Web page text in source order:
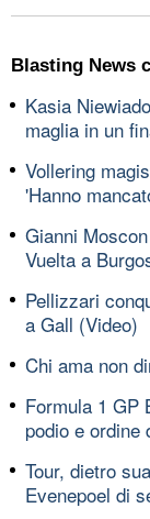
Blasting News
Kasia
maglia in un
Vollering
'Hanno
Gianni
Vuelta a
Pellizzari
a Gall (Video)
Chi ama non
Formula 1 GP
podio e ordine
Tour, dietro
Evenepoel di